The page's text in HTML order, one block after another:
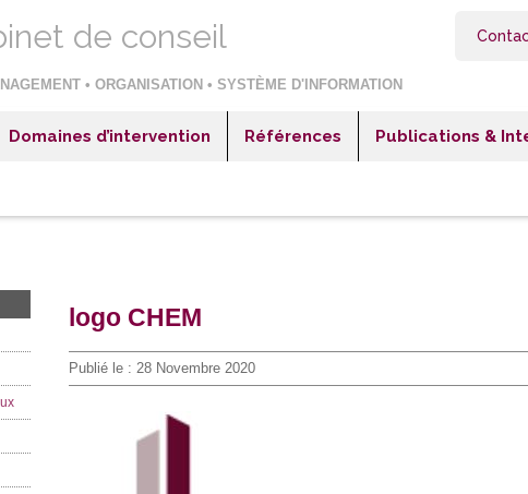
de conseil
• ORGANISATION • SYSTÈME D'INFORMATION
Domaines d’intervention
Entreprises de services
Références Publications &
logo CHEM
Publié le : 28 Novembre 2020